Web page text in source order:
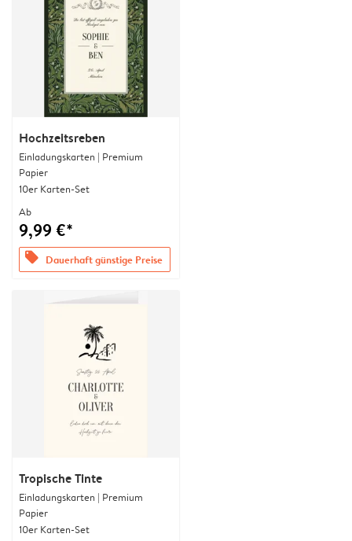
Hochzeitsreben
Einladungskarten | Premium
Papier
10er Karten-Set
Ab
9,99 €*
offers Dauerhaft günstige Preise
Tropische Tinte
Einladungskarten | Premium
Papier
10er Karten-Set